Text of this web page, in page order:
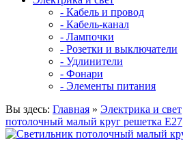
- Кабель и провод
- Кабель-канал
- Лампочки
- Розетки и выключатели
- Удлинители
- Фонари
- Элементы питания
Вы здесь: Главная » Электрика и свет
потолочный малый круг решетка Е27